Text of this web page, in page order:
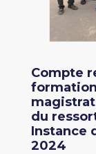
Compte
du
Instance
2024